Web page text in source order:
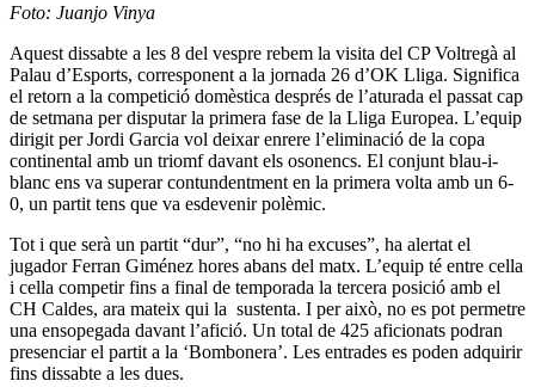
Foto: Juanjo Vinya
Aquest dissabte a les 8 del vespre rebem la visita del CP Voltregà al
Palau d’Esports, corresponent a la jornada 26 d’OK Lliga. Significa
el retorn a la competició domèstica després de l’aturada el passat cap
de setmana per disputar la primera fase de la Lliga Europea. L’equip
dirigit per Jordi Garcia vol deixar enrere l’eliminació de la copa
continental amb un triomf davant els osonencs. El conjunt blau-i-
blanc ens va superar contundentment en la primera volta amb un 6-
0, un partit tens que va esdevenir polèmic.
Tot i que serà un partit “dur”, “no hi ha excuses”, ha alertat el
jugador Ferran Giménez hores abans del matx. L’equip té entre cella
i cella competir fins a final de temporada la tercera posició amb el
CH Caldes, ara mateix qui la sustenta. I per això, no es pot permetre
una ensopegada davant l’afició. Un total de 425 aficionats podran
presenciar el partit a la ‘Bombonera’. Les entrades es poden adquirir
fins dissabte a les dues.